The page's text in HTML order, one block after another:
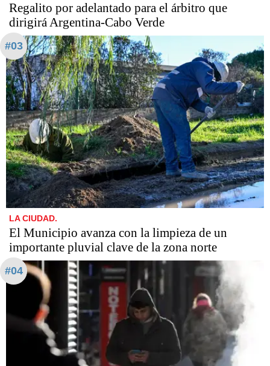
Regalito por adelantado para el árbitro que
dirigirá Argentina-Cabo Verde
#03
LA CIUDAD.
El Municipio avanza con la limpieza de un
importante pluvial clave de la zona norte
#04